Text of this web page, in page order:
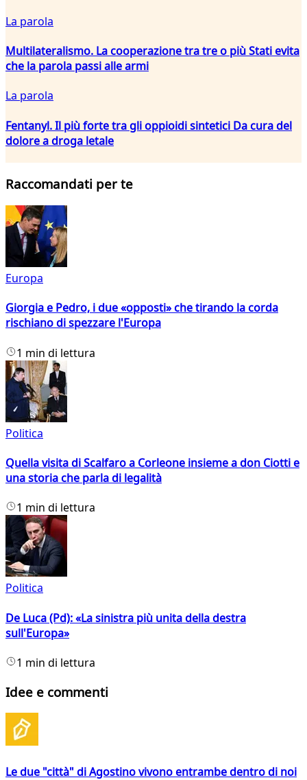
La parola
Multilateralismo. La cooperazione tra tre o più Stati evita
che la parola passi alle armi
La parola
Fentanyl. Il più forte tra gli oppioidi sintetici Da cura del
dolore a droga letale
Raccomandati per te
Europa
Giorgia e Pedro, i due «opposti» che tirando la corda
rischiano di spezzare l'Europa
1 min di lettura
Politica
Quella visita di Scalfaro a Corleone insieme a don Ciotti e
una storia che parla di legalità
1 min di lettura
Politica
De Luca (Pd): «La sinistra più unita della destra
sull'Europa»
1 min di lettura
Idee e commenti
Le due "città" di Agostino vivono entrambe dentro di noi